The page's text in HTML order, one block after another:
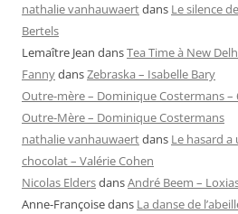
nathalie vanhauwaertdans Le silence
Bertels
Lemaître Jean dansTea Time à New
FannydansZebraska – Isabelle Bary
Outre-mère – Dominique Costermans –
Outre-Mère – Dominique Costermans
nathalie vanhauwaertdans Le hasard a
chocolat – Valérie Cohen
Nicolas EldersdansAndré Beem –
Anne-Françoisedans La danse de